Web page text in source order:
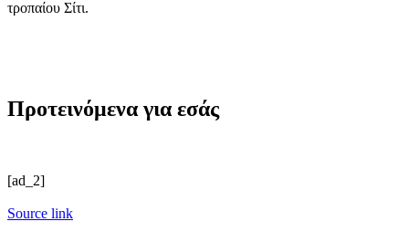
τροπαίου Σίτι.
Προτεινόμενα για εσάς
[ad_2]
Source link